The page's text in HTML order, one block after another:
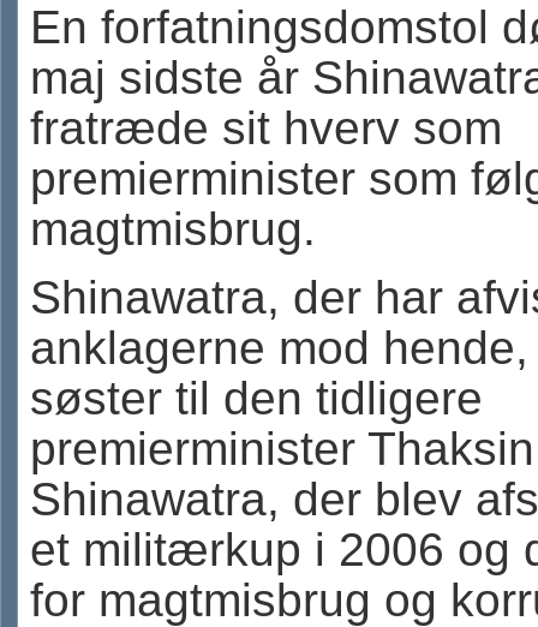
En forfatningsdomstol
maj sidste år
fratræde sit hverv som
premierminister som
magtmisbrug.
Shinawatra, der har
anklagerne mod
søster til den tidligere
premierminister Thaksin
Shinawatra, der blev
et militærkup i 2006 og
for magtmisbrug og